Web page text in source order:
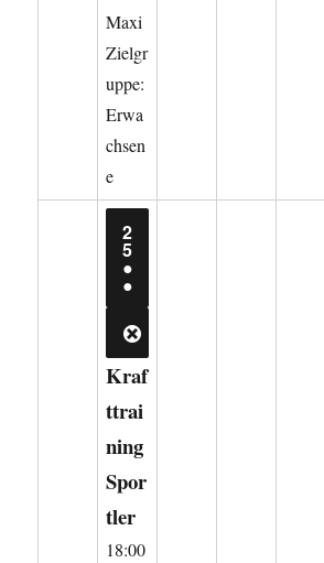
Maxi
Zielgr
uppe:
Erwa
chsen
e
2
525.
AUGUST
2026
●
●
VERANSTALTUNGEN)
CLOSE
Kraf
ttrai
ning
Spor
tler
18:00